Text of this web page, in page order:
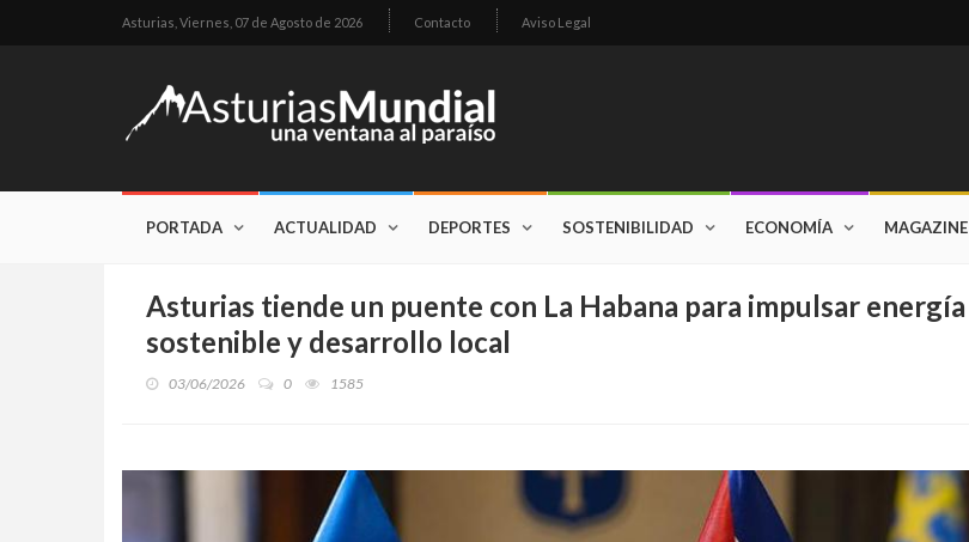
Asturias, Viernes, 07 de Agosto de 2026 Contacto Aviso Legal
PORTADA ACTUALIDAD DEPORTES SOSTENIBILIDAD ECONOMÍA MAGAZINE
Asturias tiende un puente con La Habana para impulsar energía
sostenible y desarrollo local
03/06/2026 0 1585